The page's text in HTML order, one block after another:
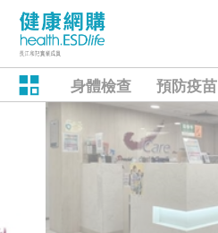
身體檢查 預防疫苗